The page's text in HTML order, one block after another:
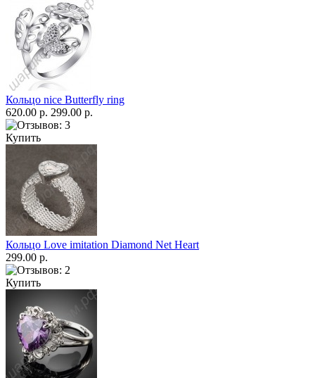
Кольцо nice Butterfly ring
620.00 р. 299.00 р.
Купить
Кольцо Love imitation Diamond Net Heart
299.00 р.
Купить